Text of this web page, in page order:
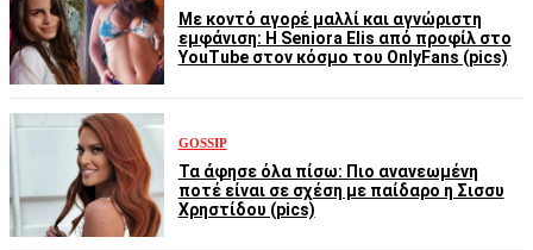
Με κοντό αγορέ μαλλί και αγνώριστη
εμφάνιση: Η Seniora Elis από προφίλ στο
YouTube στον κόσμο του OnlyFans (pics)
GOSSIP
Τα άφησε όλα πίσω: Πιο ανανεωμένη
ποτέ είναι σε σχέση με παίδαρο η Σισσυ
Χρηστίδου (pics)